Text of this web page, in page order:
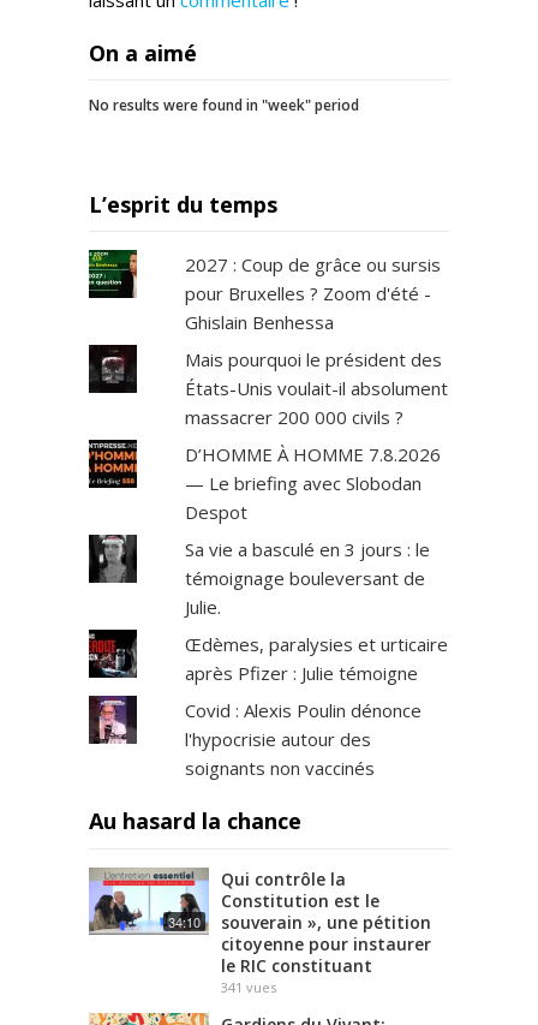
On a aimé
No results were found in "week" period
L’esprit du temps
2027 : Coup de grâce ou sursis
pour Bruxelles ? Zoom d'été -
Ghislain Benhessa
Mais pourquoi le président des
États-Unis voulait-il absolument
massacrer 200 000 civils ?
D’HOMME À HOMME 7.8.2026
— Le briefing avec Slobodan
Despot
Sa vie a basculé en 3 jours : le
témoignage bouleversant de
Julie.
Œdèmes, paralysies et urticaire
après Pfizer : Julie témoigne
Covid : Alexis Poulin dénonce
l'hypocrisie autour des
soignants non vaccinés
Au hasard la chance
34:10
Qui contrôle la
Constitution est le
souverain », une pétition
citoyenne pour instaurer
le RIC constituant
341 vues